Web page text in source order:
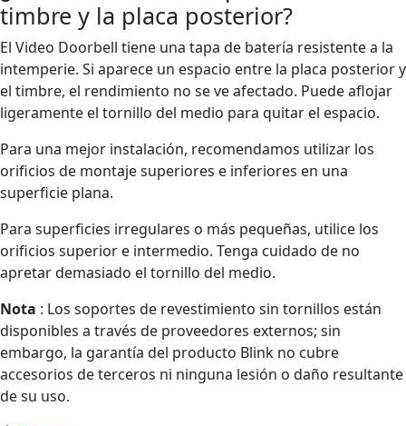
timbre y la placa posterior?
El Video Doorbell tiene una tapa de batería resistente a la
intemperie. Si aparece un espacio entre la placa posterior y
el timbre, el rendimiento no se ve afectado. Puede aflojar
ligeramente el tornillo del medio para quitar el espacio.
Para una mejor instalación, recomendamos utilizar los
orificios de montaje superiores e inferiores en una
superficie plana.
Para superficies irregulares o más pequeñas, utilice los
orificios superior e intermedio. Tenga cuidado de no
apretar demasiado el tornillo del medio.
Nota : Los soportes de revestimiento sin tornillos están
disponibles a través de proveedores externos; sin
embargo, la garantía del producto Blink no cubre
accesorios de terceros ni ninguna lesión o daño resultante
de su uso.